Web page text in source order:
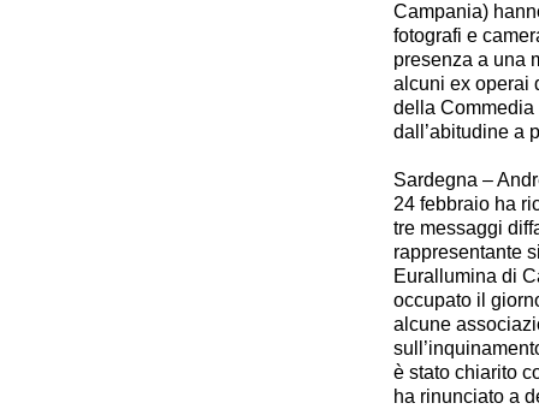
Campania)
fotografi e
presenza a una
alcuni ex operai
della Commedia
dall’abitudine a
Sardegna –
24 febbraio ha
tre messaggi
rappresentante
Eurallumina di
occupato il
alcune
è stato chiarito
ha rinunciato a